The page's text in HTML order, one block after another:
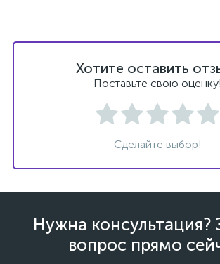
Хотите оставить
Поставьте свою оценку!
Сделайте выбор!
Нужна консультация?
вопрос прямо